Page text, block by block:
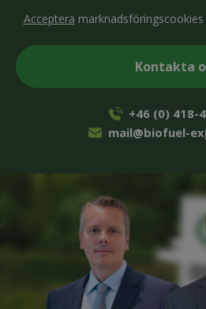
Acceptera
+46 (0) 418-
mail@biofuel-